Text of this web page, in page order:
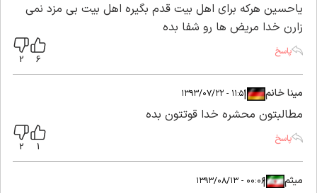
یاحسین هرکه برای اهل بیت قدم بگیره اهل بیت بی مزد نمی
زارن خدا مریض ها رو شفا بده
پاسخ
مینا خانم|
|۱۱:۵۱ - ۱۳۹۳/۰۷/۲۲
مطالبتون محشره خدا قوتتون بده
پاسخ
ميثم|
|۰۰:۰۶ - ۱۳۹۳/۰۸/۱۳